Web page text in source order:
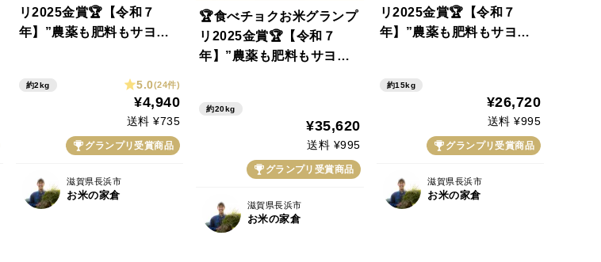
リ2025金賞🏆【令和７
年】”農薬も肥料もサヨナ
約2kg 5.0(24件)
¥4,940
送料 ¥735
グランプリ受賞商品
滋賀県長浜市
お米の家倉
🏆食べチョクお米グランプ
リ2025金賞🏆【令和７
年】”農薬も肥料もサヨナ
米）
約20kg
¥35,620
送料 ¥995
グランプリ受賞商品
滋賀県長浜市
お米の家倉
リ2025金賞🏆【令和７
年】”農薬も肥料もサヨナ
米）
約15kg
¥26,720
送料 ¥995
グランプリ受賞商品
滋賀県長浜市
お米の家倉